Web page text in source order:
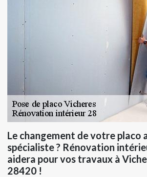
Le changement de votre placo
spécialiste ? Rénovation
aidera pour vos travaux à
28420 !